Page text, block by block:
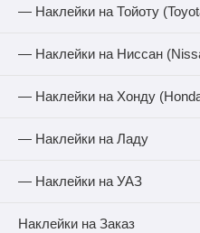
— Наклейки на Тойоту
— Наклейки на Ниссан
— Наклейки на Хонду
— Наклейки на Ладу
— Наклейки на УАЗ
Наклейки на Заказ